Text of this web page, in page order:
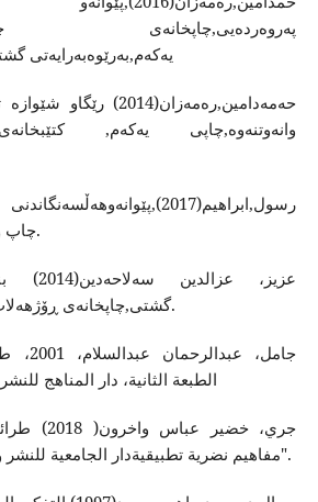
پەروەردەيى,چاپخانەى
يەكەم,بەرێوەبەرايەتى
حەمەدامين,رەمەزان(2014)
وانەوتنەوە,چاپى يەكەم,
چاپ وپەخشى نارين، هەولير.
عزيز،
گشتى,چاپخانەى ڕۆژهەلات,چاپى پێنجەم, هەولێر.
جامل،
الطبعة الثانية، دار المناهج
جري، خضير
مفاهيم نضرية تطبيقيةدار الجامعية للنشر والتوزيع، الطبعة الاولى".